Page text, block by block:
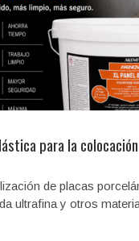
para la
de placas
ultrafina y otros